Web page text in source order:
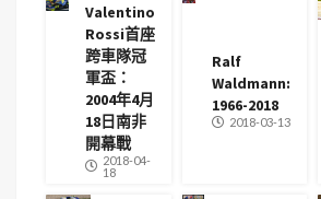
Valentino
Rossi首座
跨車隊冠
軍盃：
2004年4月
18日南非
開幕戰
2018-04-
18
Ralf
Waldmann:
1966-2018
2018-03-13